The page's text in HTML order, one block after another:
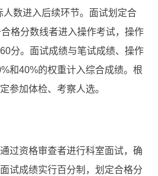
数进入后续环节。面试划定合
格分数线者进入操作考试，操作
分。面试成绩与笔试成绩、操作
和40%的权重计入综合成绩。根
参加体检、考察人选。
过资格审查者进行科室面试，确
试成绩实行百分制，划定合格分